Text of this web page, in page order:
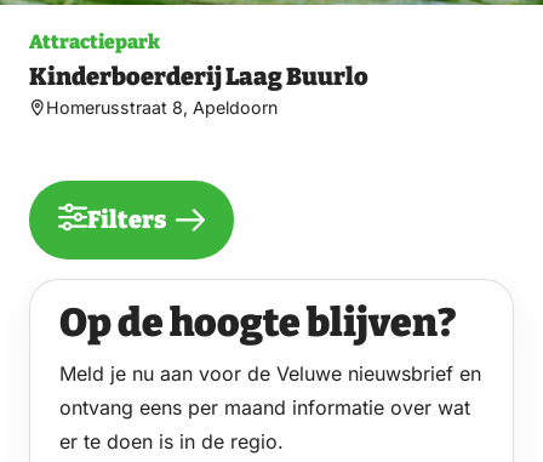
Attractiepark
Kinderboerderij Laag Buurlo
Homerusstraat 8, Apeldoorn
Filters
Op de hoogte blijven?
Meld je nu aan voor de Veluwe nieuwsbrief en
ontvang eens per maand informatie over wat
er te doen is in de regio.